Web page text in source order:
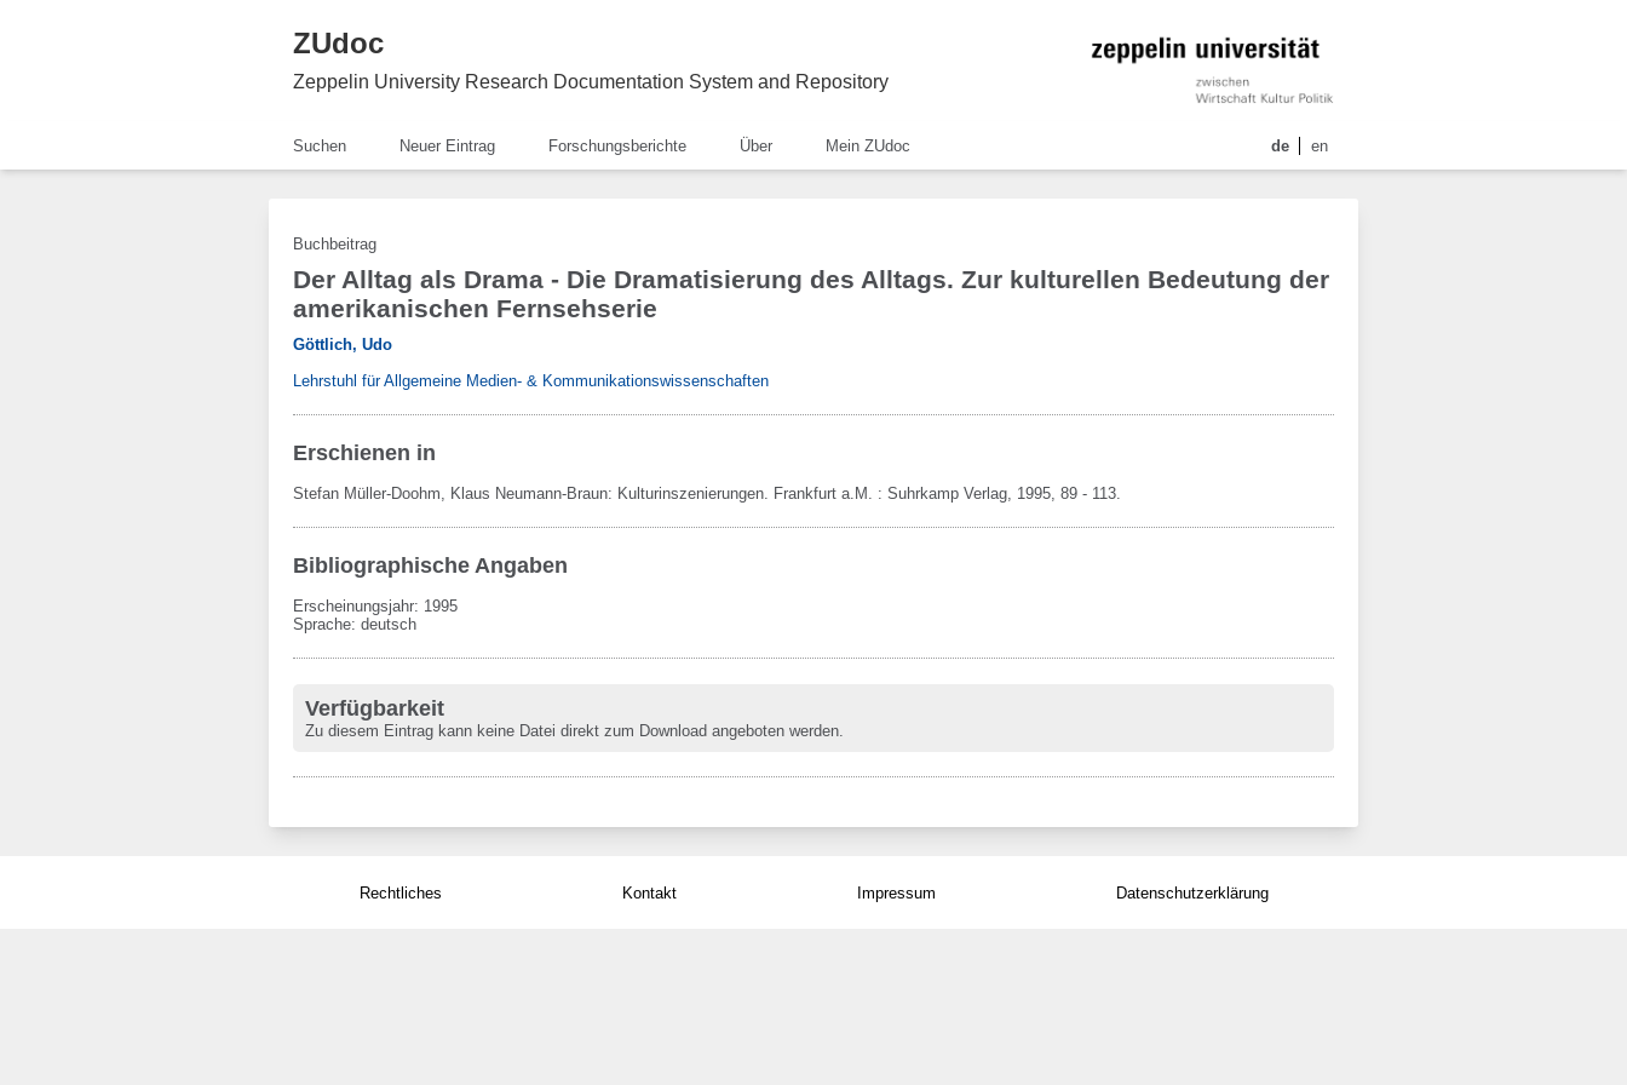
ZUdoc
Zeppelin University Research Documentation System and Repository
Suchen Neuer Eintrag Forschungsberichte Über Mein ZUdoc de en
Buchbeitrag
Der Alltag als Drama - Die Dramatisierung des Alltags. Zur kulturellen Bedeutung der
amerikanischen Fernsehserie
Göttlich, Udo
Lehrstuhl für Allgemeine Medien- & Kommunikationswissenschaften
Erschienen in
Stefan Müller-Doohm, Klaus Neumann-Braun: Kulturinszenierungen. Frankfurt a.M. : Suhrkamp Verlag, 1995, 89 - 113.
Bibliographische Angaben
Erscheinungsjahr: 1995
Sprache: deutsch
Verfügbarkeit
Zu diesem Eintrag kann keine Datei direkt zum Download angeboten werden.
Rechtliches Kontakt Impressum Datenschutzerklärung